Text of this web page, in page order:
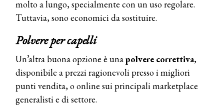
molto a lungo, specialmente con un uso regolare.
Tuttavia, sono economici da sostituire.
Polvere per capelli
Un’altra buona opzione è unapolvere correttiva,
disponibile a prezzi ragionevoli presso i migliori
punti vendita, o online sui principali marketplace
generalisti e di settore.